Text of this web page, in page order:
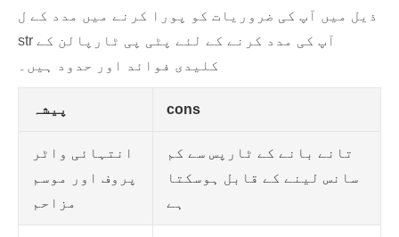
ذیل میں آپ کی ضروریات کو پورا کرنے میں مدد کے ل
str آپ کی مدد کرنے کے لئے پٹی پی ٹارپالن کے
کلیدی فوائد اور حدود ہیں۔
پیشہ cons
انتہائی واٹر
پروف اور موسم
مزاحم
تانے بانے کے ٹارپس سے کم
سانس لینے کے قابل ہوسکتا
ہے